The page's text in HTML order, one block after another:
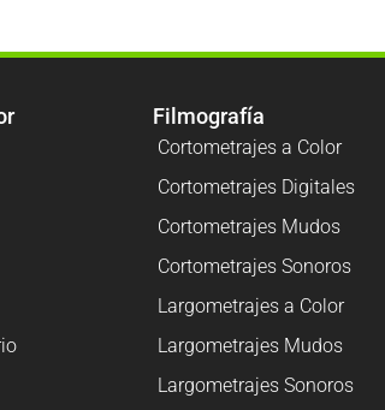
Filmografía
Cortometrajes a Color
Cortometrajes Digitales
Cortometrajes Mudos
Cortometrajes Sonoros
Largometrajes a Color
Largometrajes Mudos
Largometrajes Sonoros